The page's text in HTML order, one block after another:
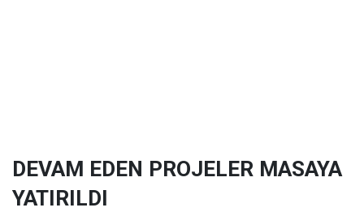
DEVAM EDEN PROJELER MASAYA
YATIRILDI